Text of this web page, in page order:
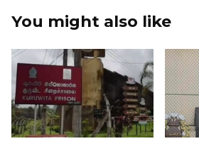
You might also like